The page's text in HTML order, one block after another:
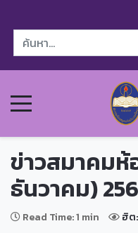
ข่าวสมาคม
ธันวาคม)
Read Time: 1 min ฮิต